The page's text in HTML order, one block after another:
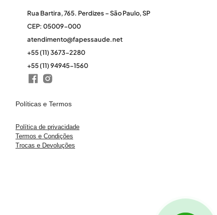
Rua Bartira, 765. Perdizes – São Paulo, SP
CEP: 05009-000
atendimento@fapessaude.net
+55 (11) 3673-2280
+55 (11) 94945-1560
Políticas e Termos
Política de privacidade
Termos e Condições
Trocas e Devoluções